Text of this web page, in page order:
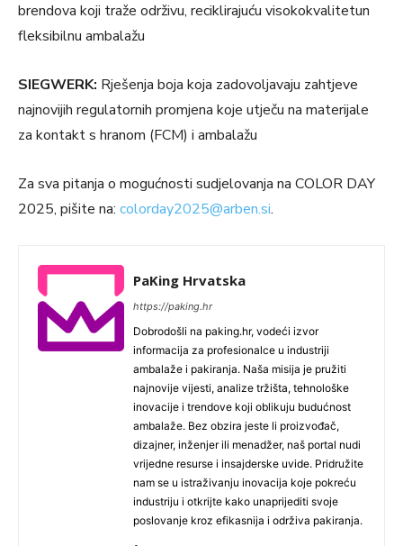
brendova koji traže održivu, reciklirajuću visokokvalitetun
fleksibilnu ambalažu
SIEGWERK: Rješenja boja koja zadovoljavaju zahtjeve
najnovijih regulatornih promjena koje utječu na materijale
za kontakt s hranom (FCM) i ambalažu
Za sva pitanja o mogućnosti sudjelovanja na COLOR DAY
2025, pišite na: colorday2025@arben.si.
PaKing Hrvatska
https://paking.hr
Dobrodošli na paking.hr, vodeći izvor
informacija za profesionalce u industriji
ambalaže i pakiranja. Naša misija je pružiti
najnovije vijesti, analize tržišta, tehnološke
inovacije i trendove koji oblikuju budućnost
ambalaže. Bez obzira jeste li proizvođač,
dizajner, inženjer ili menadžer, naš portal nudi
vrijedne resurse i insajderske uvide. Pridružite
nam se u istraživanju inovacija koje pokreću
industriju i otkrijte kako unaprijediti svoje
poslovanje kroz efikasnija i održiva pakiranja.